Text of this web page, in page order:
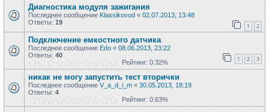
Диагностика модуля зажигания
Последнее сообщение Klassikovod « 02.07.2013, 13:48
Ответы: 19 1 2
Подключение емкостного датчика
Последнее сообщение Edo « 08.06.2013, 23:22
Ответы: 40 1 2 3
Рейтинг: 0.32%
никак не могу запустить тест вторички
Последнее сообщение V_a_d_i_m « 30.05.2013, 18:19
Ответы: 4
Рейтинг: 0.63%